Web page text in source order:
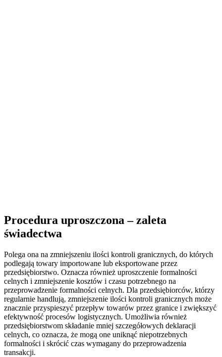
Procedura uproszczona – zaleta
świadectwa
Polega ona na zmniejszeniu ilości kontroli granicznych, do których
podlegają towary importowane lub eksportowane przez
przedsiębiorstwo. Oznacza również uproszczenie formalności
celnych i zmniejszenie kosztów i czasu potrzebnego na
przeprowadzenie formalności celnych. Dla przedsiębiorców, którzy
regularnie handlują, zmniejszenie ilości kontroli granicznych może
znacznie przyspieszyć przepływ towarów przez granice i zwiększyć
efektywność procesów logistycznych. Umożliwia również
przedsiębiorstwom składanie mniej szczegółowych deklaracji
celnych, co oznacza, że mogą one uniknąć niepotrzebnych
formalności i skrócić czas wymagany do przeprowadzenia
transakcji.